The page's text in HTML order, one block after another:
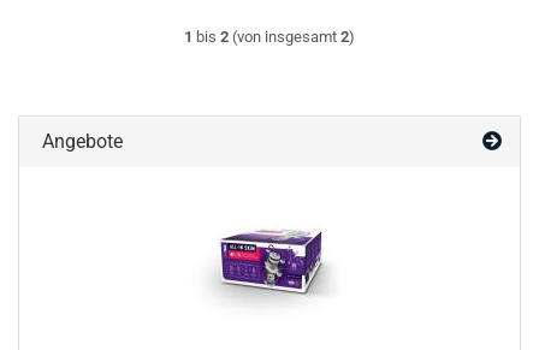
1 bis 2 (von insgesamt 2)
Angebote